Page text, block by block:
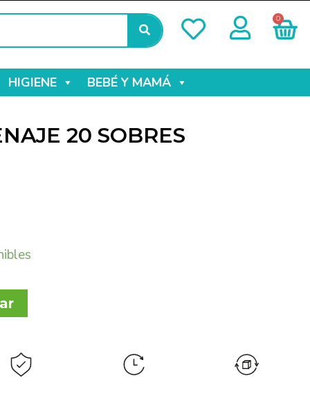
0
HIGIENE BEBÉ Y MAMÁ
20 SOBRES